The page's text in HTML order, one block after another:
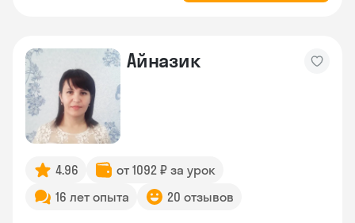
Айназик
4.96
от 1092 ₽ за урок
16 лет опыта
20 отзывов